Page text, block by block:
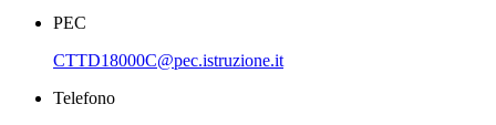
PEC
CTTD18000C@pec.istruzione.it
Telefono